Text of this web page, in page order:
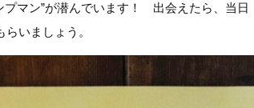
プマン”が潜んでいます！ 出会えたら、当日
いましょう。